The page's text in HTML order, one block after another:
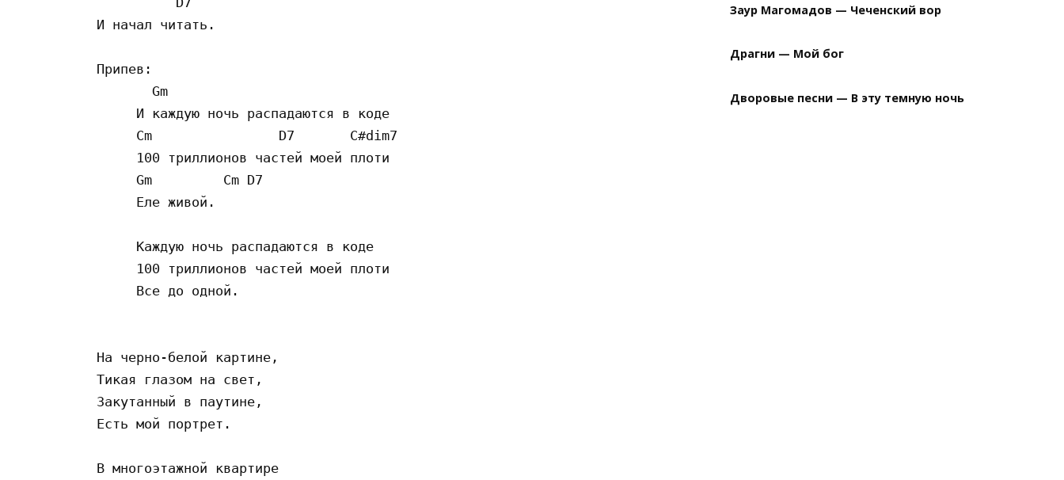
И начал читать.
Припев:
       Gm
     И каждую ночь распадаются в коде
     Cm                D7       C#dim7
     100 триллионов частей моей плоти
     Gm         Cm D7
     Еле живой.
     Каждую ночь распадаются в коде
     100 триллионов частей моей плоти
     Все до одной.
На черно-белой картине,
Тикая глазом на свет,
Закутанный в паутине,
Есть мой портрет.
В многоэтажной квартире
Заур Магомадов — Чеченский вор
Драгни — Мой бог
Дворовые песни — В эту темную ночь